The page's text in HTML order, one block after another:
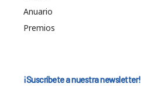
Anuario
Premios
¡Suscríbete a nuestra newsletter!